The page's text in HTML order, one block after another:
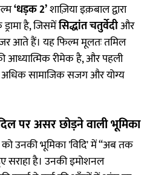
‘धड़क 2’शाज़िया इक़बाल द्वारा
है, जिसमेंसिद्धांत चतुर्वेदीऔर
आते हैं। यह फिल्म मूलतः तमिल
आध्यात्मिक रीमेक है, और पहली
सामाजिक सजग और योग्य
दिल पर असर छोड़ने वाली भूमिका
को उनकी भूमिका 'विदि' में “अब तक
सराहा है। उनकी इमोशनल